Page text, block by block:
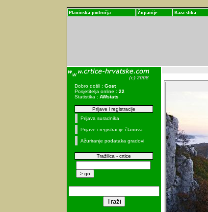
Planinska područja Županije Baza slika
Dobro došli : Gost
Posjetitelja online : 22
Statistika : AWstats
Prijave i registracije
Prijava suradnika
Prijave i registracije članova
Ažuriranje podataka gradovi
Tražilica - crtice